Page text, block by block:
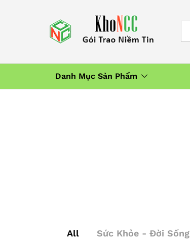
Danh Mục Sản Phẩm
All Sức Khỏe - Đời Sống